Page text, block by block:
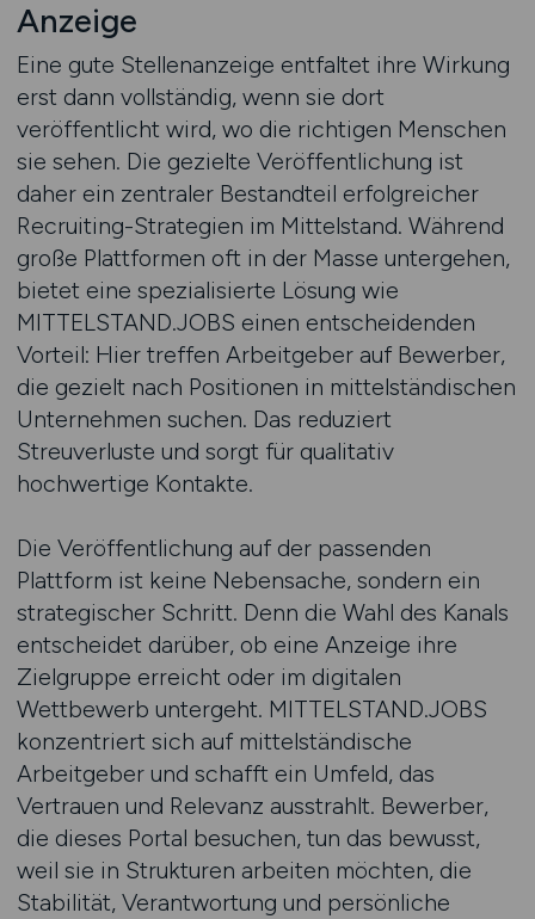
Anzeige
Eine gute Stellenanzeige entfaltet ihre Wirkung
erst dann vollständig, wenn sie dort
veröffentlicht wird, wo die richtigen Menschen
sie sehen. Die gezielte Veröffentlichung ist
daher ein zentraler Bestandteil erfolgreicher
Recruiting-Strategien im Mittelstand. Während
große Plattformen oft in der Masse untergehen,
bietet eine spezialisierte Lösung wie
MITTELSTAND.JOBS einen entscheidenden
Vorteil: Hier treffen Arbeitgeber auf Bewerber,
die gezielt nach Positionen in mittelständischen
Unternehmen suchen. Das reduziert
Streuverluste und sorgt für qualitativ
hochwertige Kontakte.
Die Veröffentlichung auf der passenden
Plattform ist keine Nebensache, sondern ein
strategischer Schritt. Denn die Wahl des Kanals
entscheidet darüber, ob eine Anzeige ihre
Zielgruppe erreicht oder im digitalen
Wettbewerb untergeht. MITTELSTAND.JOBS
konzentriert sich auf mittelständische
Arbeitgeber und schafft ein Umfeld, das
Vertrauen und Relevanz ausstrahlt. Bewerber,
die dieses Portal besuchen, tun das bewusst,
weil sie in Strukturen arbeiten möchten, die
Stabilität, Verantwortung und persönliche